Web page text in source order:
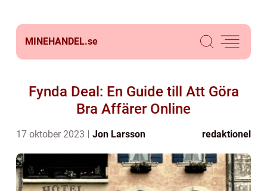
MINEHANDEL.se
Fynda Deal: En Guide till Att Göra
Bra Affärer Online
17 oktober 2023 Jon Larsson redaktionel